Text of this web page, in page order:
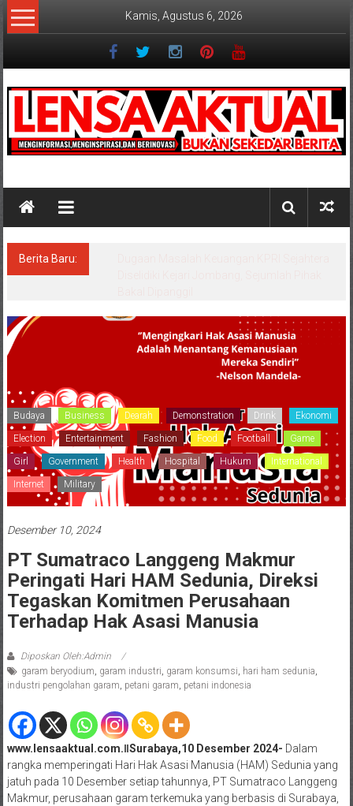
Lompat
ke
Kamis, Agustus 6, 2026
Berita Baru:
Budaya Business Dearah Demonstration Drink Ekonomi
Election Entertainment Fashion Food Football Game
Girl Government Health Hospital Hukum International
Internet Military
Desember 10, 2024
PT Sumatraco Langgeng Makmur
Peringati Hari HAM Sedunia, Direksi
Tegaskan Komitmen Perusahaan
Terhadap Hak Asasi Manusia
Diposkan Oleh:Admin
garam beryodium garam industri garam konsumsi hari ham sedunia
industri pengolahan garam petani garam petani indonesia
www.lensaaktual.com.ǁSurabaya,10 Desember 2024- Dalam
rangka memperingati Hari Hak Asasi Manusia (HAM) Sedunia yang
jatuh pada 10 Desember setiap tahunnya, PT Sumatraco Langgeng
Makmur, perusahaan garam terkemuka yang berbasis di Surabaya,